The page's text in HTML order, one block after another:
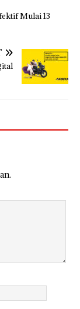
Mulai 13